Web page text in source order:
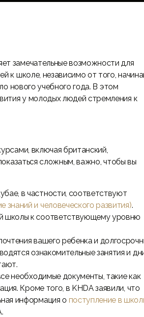
замечательные возможности для
к школе, независимо от того,
нового учебного года. В этом
у молодых людей стремления к
включая британский,
сложным, важно, чтобы вы
в частности, соответствуют
знаний и человеческого развития).
школы к соответствующему уровню
вашего ребенка и
ознакомительные занятия и
необходимые документы, такие как
Кроме того, в KHDA заявили, что
информация о поступление в